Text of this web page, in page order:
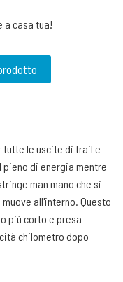
a casa tua!
tutte le uscite di trail e
di energia mentre
man mano che si
all'interno. Questo
più corto e presa
chilometro dopo